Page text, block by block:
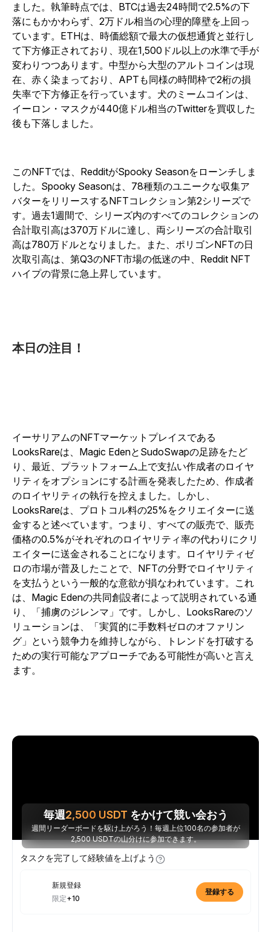
ました。執筆時点では、BTCは過去24時間で2.5%の下
落にもかかわらず、2万ドル相当の心理的障壁を上回っ
ています。ETHは、時価総額で最大の仮想通貨と並行し
て下方修正されており、現在1,500ドル以上の水準で手が
変わりつつあります。中型から大型のアルトコインは現
在、赤く染まっており、APTも同様の時間枠で2桁の損
失率で下方修正を行っています。犬のミームコインは、
イーロン・マスクが440億ドル相当のTwitterを買収した
後も下落しました。
このNFTでは、RedditがSpooky Seasonをローンチしま
した。Spooky Seasonは、78種類のユニークな収集ア
バターをリリースするNFTコレクション第2シリーズで
す。過去1週間で、シリーズ内のすべてのコレクションの
合計取引高は370万ドルに達し、両シリーズの合計取引
高は780万ドルとなりました。また、ポリゴンNFTの日
次取引高は、第Q3のNFT市場の低迷の中、Reddit NFT
ハイプの背景に急上昇しています。
本日の注目！
イーサリアムのNFTマーケットプレイスである
LooksRareは、Magic EdenとSudoSwapの足跡をたど
り、最近、プラットフォーム上で支払い作成者のロイヤ
リティをオプションにする計画を発表したため、作成者
のロイヤリティの執行を控えました。しかし、
LooksRareは、プロトコル料の25%をクリエイターに送
金すると述べています。つまり、すべての販売で、販売
価格の0.5%がそれぞれのロイヤリティ率の代わりにクリ
エイターに送金されることになります。ロイヤリティゼ
ロの市場が普及したことで、NFTの分野でロイヤリティ
を支払うという一般的な意欲が損なわれています。これ
は、Magic Edenの共同創設者によって説明されている通
り、「捕虜のジレンマ」です。しかし、LooksRareのソ
リューションは、「実質的に手数料ゼロのオファリン
グ」という競争力を維持しながら、トレンドを打破する
ための実行可能なアプローチである可能性が高いと言え
ます。
毎週2,500 USDT をかけて競い会おう
週間リーダーボードを駆け上がろう！毎週上位100名の参加者が
2,500 USDTの山分けに参加できます。
タスクを完了して経験値を上げよう
新規登録
限定+10
登録する